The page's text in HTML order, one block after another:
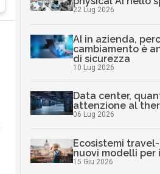
22 Lug 2026
AI in azienda,
cambiamento è
di sicurezza
10 Lug 2026
Data center,
attenzione al
06 Lug 2026
Ecosistemi
nuovi modelli per
15 Giu 2026